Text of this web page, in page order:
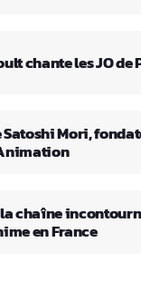
chante les JO de
Satoshi Mori,
chaîne
en France